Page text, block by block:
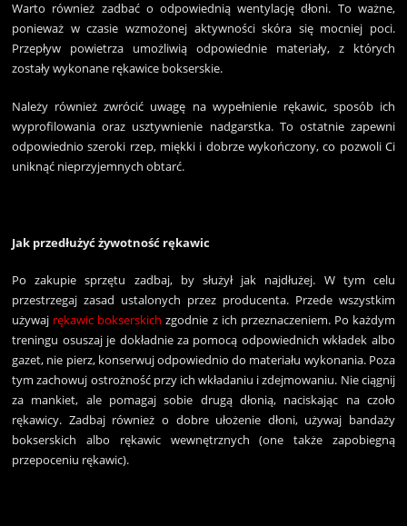
Warto również zadbać o odpowiednią wentylację dłoni. To ważne,
ponieważ w czasie wzmożonej aktywności skóra się mocniej poci.
Przepływ powietrza umożliwią odpowiednie materiały, z których
zostały wykonane rękawice bokserskie.
Należy również zwrócić uwagę na wypełnienie rękawic, sposób ich
wyprofilowania oraz usztywnienie nadgarstka. To ostatnie zapewni
odpowiednio szeroki rzep, miękki i dobrze wykończony, co pozwoli Ci
uniknąć nieprzyjemnych obtarć.
Jak przedłużyć żywotność rękawic
Po zakupie sprzętu zadbaj, by służył jak najdłużej. W tym celu
przestrzegaj zasad ustalonych przez producenta. Przede wszystkim
używaj rękawic bokserskich zgodnie z ich przeznaczeniem. Po każdym
treningu osuszaj je dokładnie za pomocą odpowiednich wkładek albo
gazet, nie pierz, konserwuj odpowiednio do materiału wykonania. Poza
tym zachowuj ostrożność przy ich wkładaniu i zdejmowaniu. Nie ciągnij
za mankiet, ale pomagaj sobie drugą dłonią, naciskając na czoło
rękawicy. Zadbaj również o dobre ułożenie dłoni, używaj bandaży
bokserskich albo rękawic wewnętrznych (one także zapobiegną
przepoceniu rękawic).